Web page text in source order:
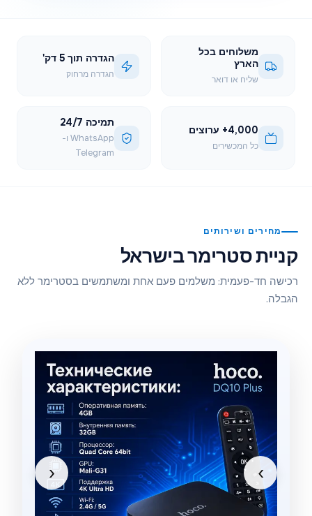
משלוחים בכל
הארץ
שליח או דואר
הגדרה תוך 5 דק'
הגדרה מרחוק
4,000+ ערוצים
כל המכשירים
תמיכה 24/7
WhatsApp ו-
Telegram
מחירים ושירותים
קניית סטרימר בישראל
רכישה חד-פעמית: משלמים פעם אחת ומשתמשים בסטרימר ללא
הגבלה.
‹ ›